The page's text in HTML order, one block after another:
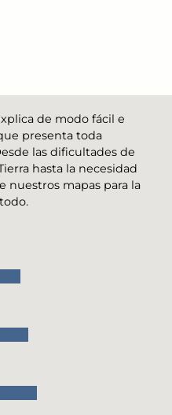
de modo fácil e
presenta toda
las dificultades de
hasta la necesidad
nuestros mapas para la